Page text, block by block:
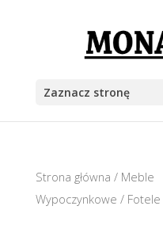
Zaznacz stronę
Strona główna / Meble
Wypoczynkowe / Fotele